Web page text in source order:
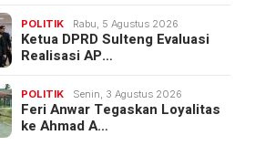
POLITIK Rabu, 5 Agustus 2026
Ketua DPRD Sulteng Evaluasi
Realisasi AP…
POLITIK Senin, 3 Agustus 2026
Feri Anwar Tegaskan Loyalitas
ke Ahmad A…